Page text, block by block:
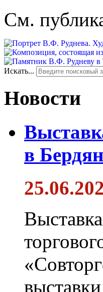
См.
Искать...
Новости
в